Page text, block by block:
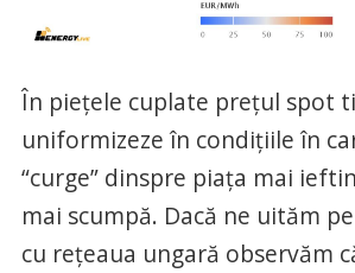
În piețele cuplate prețul spot
uniformizeze în condițiile în
“curge” dinspre piața mai
mai scumpă. Dacă ne uităm
cu rețeaua ungară observăm